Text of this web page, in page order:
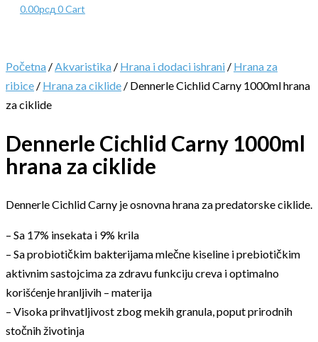
0.00рсд 0Cart
Početna /Akvaristika / Hrana i dodaci ishrani / Hrana za
ribice / Hrana za ciklide / Dennerle Cichlid Carny 1000ml hrana
za ciklide
Dennerle Cichlid Carny 1000ml
hrana za ciklide
Dennerle Cichlid Carny je osnovna hrana za predatorske ciklide.
– Sa 17% insekata i 9% krila
– Sa probiotičkim bakterijama mlečne kiseline i prebiotičkim
aktivnim sastojcima za zdravu funkciju creva i optimalno
korišćenje hranljivih – materija
– Visoka prihvatljivost zbog mekih granula, poput prirodnih
stočnih životinja